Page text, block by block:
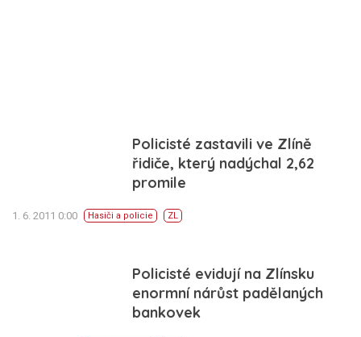
Policisté zastavili ve Zlíně
řidiče, který nadýchal 2,62
promile
1. 6. 2011 0:00 Hasiči a policie ZL
Policisté evidují na Zlínsku
enormní nárůst padělaných
bankovek